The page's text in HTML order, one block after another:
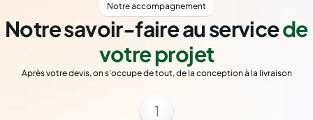
Notre accompagnement
Notre savoir-faire au servicede
votre projet
Après votre devis, on s'occupe de tout, de la conception à la livraison
1